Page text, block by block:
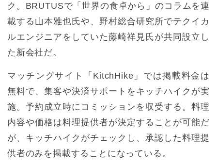
ク。BRUTUSで「世界の食卓から」のコラムを連
載する山本雅也氏や、野村総合研究所でテクイカ
ルエンジニアをしていた藤崎祥見氏が共同設立し
た新会社だ。
マッチングサイト「KitchHike」では掲載料金は
無料で、集客や決済サポートをキッチハイクが実
施。予約成立時にコミッションを収受する。料理
内容や価格は料理提供者が決定することが可能だ
が、キッチハイクがチェックし、承認した料理提
供者のみを掲載することになっている。